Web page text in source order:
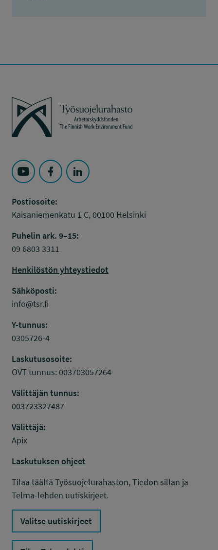
Työsuojelurahasto
Seuraa Työsuojelurahasto kohteessa: YouTube
Seuraa Työsuojelurahasto kohteessa:
Seuraa Työsuojelurahasto kohteessa:
Postiosoite:
Kaisaniemenkatu 1 C, 00100 Helsinki
Puhelin ark. 9–15:
09 6803 3311
Henkilöstön yhteystiedot
Sähköposti:
info@tsr.fi
Y-tunnus:
0305726-4
Laskutusosoite:
OVT tunnus: 003703057264
Välittäjän tunnus:
003723327487
Välittäjä:
Apix
Laskutuksen ohjeet
Tilaa täältä Työsuojelurahaston, Tiedon sillan ja
Telma-lehden uutiskirjeet.
Valitse uutiskirjeet